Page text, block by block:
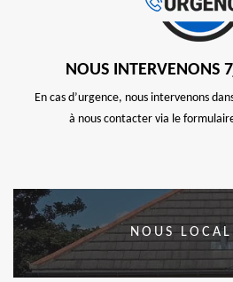
NOUS
En cas d’urgence, nous intervenons
à nous contacter via le
NOUS